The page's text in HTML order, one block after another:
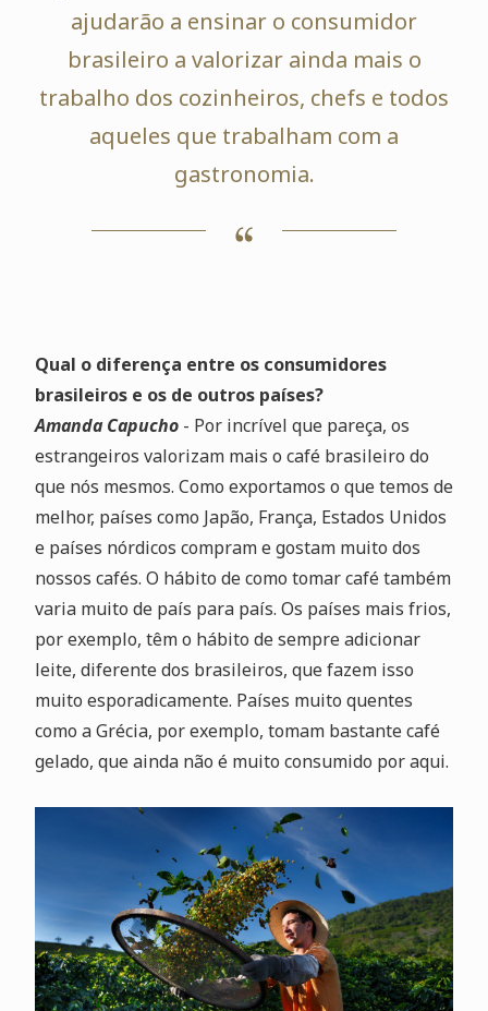
ajudarão a ensinar o consumidor
brasileiro a valorizar ainda mais o
trabalho dos cozinheiros, chefs e todos
aqueles que trabalham com a
gastronomia.
Qual o diferença entre os consumidores
brasileiros e os de outros países?
Amanda Capucho- Por incrível que pareça, os
estrangeiros valorizam mais o café brasileiro do
que nós mesmos. Como exportamos o que temos de
melhor, países como Japão, França, Estados Unidos
e países nórdicos compram e gostam muito dos
nossos cafés. O hábito de como tomar café também
varia muito de país para país. Os países mais frios,
por exemplo, têm o hábito de sempre adicionar
leite, diferente dos brasileiros, que fazem isso
muito esporadicamente. Países muito quentes
como a Grécia, por exemplo, tomam bastante café
gelado, que ainda não é muito consumido por aqui.